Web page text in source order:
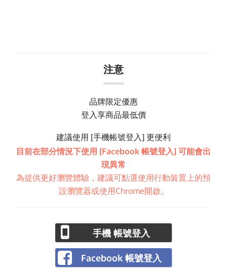
注意
品牌限定優惠
登入享商品最低價
建議使用 [手機帳號登入] 更便利
目前在部分情況下使用 [Facebook 帳號登入] 可能會出
現異常
為提供更好瀏覽體驗，建議可點選使用行動裝置上的預
設瀏覽器或使用Chrome開啟。
手機 帳號登入
Facebook 帳號登入